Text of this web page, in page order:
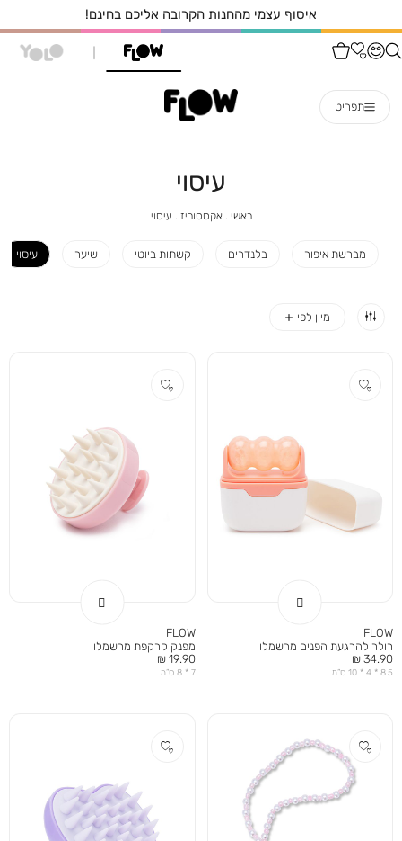
איסוף עצמי מהחנות הקרובה אליכם בחינם!
תפריט
עיסוי
ראשי ראשי
אקססוריז אקססוריז
עיסוי
מברשת איפור בלנדרים קשתות ביוטי שיער עיסוי
FLOW
רולר להרגעת הפנים מרשמלו
מחיר
מוצר
34.90 ₪
8.5 * 4 * 10 ס”מ
FLOW
מפנק קרקפת מרשמלו
מחיר
מוצר
19.90 ₪
7 * 8 ס”מ